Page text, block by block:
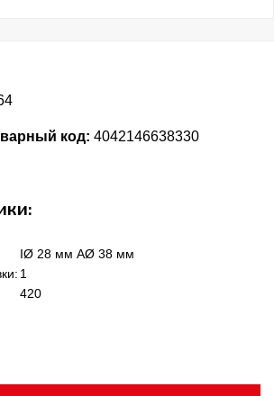
код: 4042146638330
IØ 28 мм AØ 38 мм
1
420